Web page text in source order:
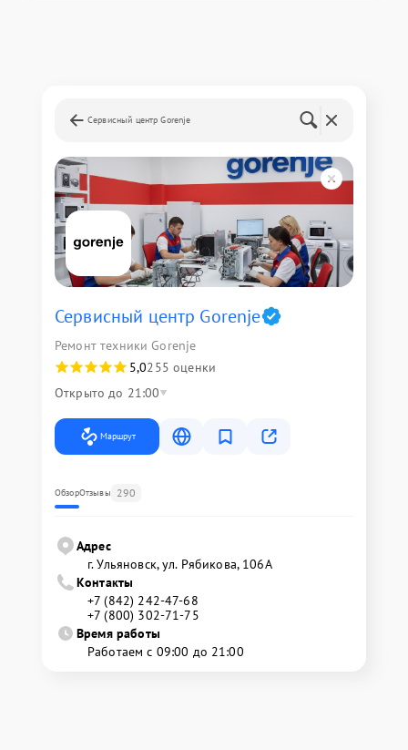
Сервисный центр Gorenje
Сервисный центр Gorenje
Ремонт техники Gorenje
5,0255 оценки
Открыто до 21:00
Маршрут
ОбзорОтзывы 290
Адрес
г. Ульяновск, ул. Рябикова, 106А
Контакты
+7 (842) 242-47-68
+7 (800) 302-71-75
Время работы
Работаем с 09:00 до 21:00